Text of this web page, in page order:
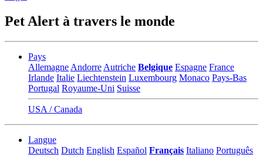
Pet Alert à travers le monde
Pays
Allemagne Andorre Autriche Belgique Espagne France
Irlande Italie Liechtenstein Luxembourg Monaco Pays-Bas
Portugal Royaume-Uni Suisse
USA / Canada
Langue
Deutsch Dutch English Español Français Italiano Português